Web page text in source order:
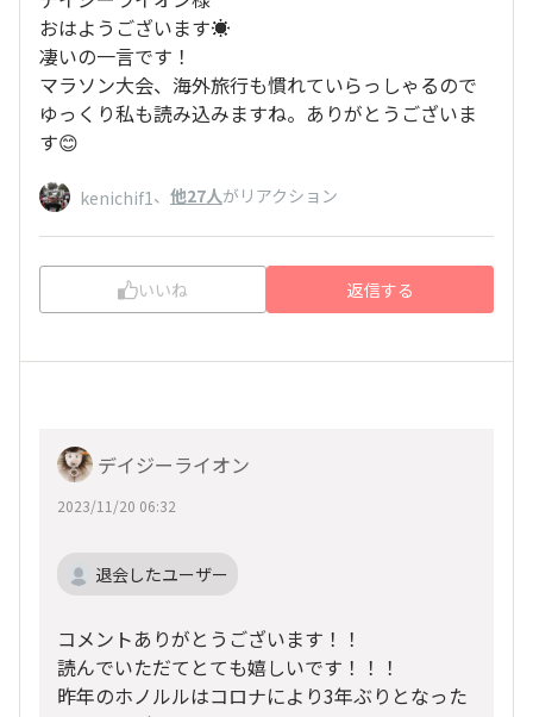
おはようございます☀
凄いの一言です！
マラソン大会、海外旅行も慣れていらっしゃるので
ゆっくり私も読み込みますね。ありがとうございま
す😊
kenichif1 、 他27人がリアクション
いいね 返信する
デイジーライオン
2023/11/20 06:32
退会したユーザー
コメントありがとうございます！！
読んでいただてとても嬉しいです！！！
昨年のホノルルはコロナにより3年ぶりとなった